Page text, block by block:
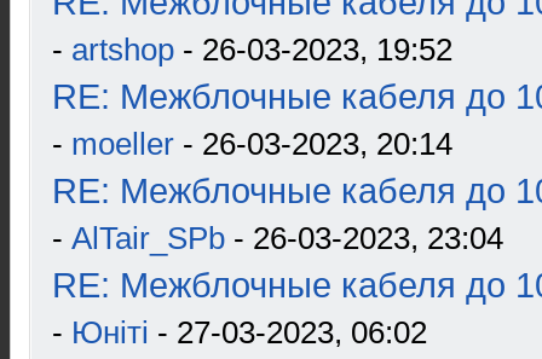
- artshop - 26-03-2023, 19:52
RE: Межблочные кабеля до
- moeller - 26-03-2023, 20:14
RE: Межблочные кабеля до
- AlTair_SPb - 26-03-2023, 23:04
RE: Межблочные кабеля до
- Юнiтi - 27-03-2023, 06:02